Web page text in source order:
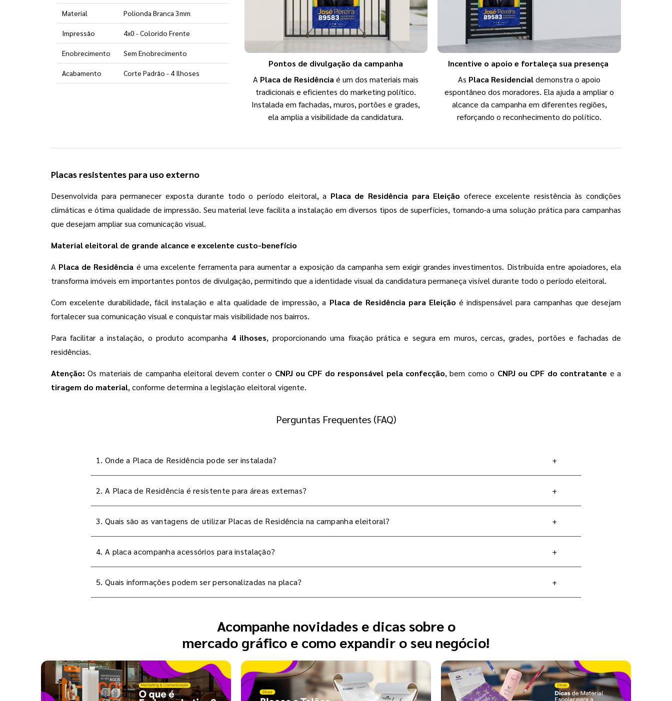
Material Polionda Branca 3mm
Impressão 4x0 - Colorido Frente
Enobrecimento Sem Enobrecimento
Acabamento Corte Padrão - 4 Ilhoses
Pontos de divulgação da campanha
A Placa de Residênciaé um dos materiais mais
tradicionais e eficientes do marketing político.
Instalada em fachadas, muros, portões e grades,
ela amplia a visibilidade da candidatura.
Incentive o apoio e fortaleça sua presença
As Placa Residencialdemonstra o apoio
espontâneo dos moradores. Ela ajuda a ampliar o
alcance da campanha em diferentes regiões,
reforçando o reconhecimento do político.
Placas resistentes para uso externo
Desenvolvida para permanecer exposta durante todo o período eleitoral, a Placa de Residência para Eleição oferece excelente resistência às condições
climáticas e ótima qualidade de impressão. Seu material leve facilita a instalação em diversos tipos de superfícies, tornando-a uma solução prática para campanhas
que desejam ampliar sua comunicação visual.
Material eleitoral de grande alcance e excelente custo-benefício
A Placa de Residência é uma excelente ferramenta para aumentar a exposição da campanha sem exigir grandes investimentos. Distribuída entre apoiadores, ela
transforma imóveis em importantes pontos de divulgação, permitindo que a identidade visual da candidatura permaneça visível durante todo o período eleitoral.
Com excelente durabilidade, fácil instalação e alta qualidade de impressão, a Placa de Residência para Eleição é indispensável para campanhas que desejam
fortalecer sua comunicação visual e conquistar mais visibilidade nos bairros.
Para facilitar a instalação, o produto acompanha 4 ilhoses, proporcionando uma fixação prática e segura em muros, cercas, grades, portões e fachadas de
residências.
Atenção: Os materiais de campanha eleitoral devem conter o CNPJ ou CPF do responsável pela confecção, bem como o CNPJ ou CPF do contratante e a
tiragem do material, conforme determina a legislação eleitoral vigente.
Perguntas Frequentes (FAQ)
1. Onde a Placa de Residência pode ser instalada? +
2. A Placa de Residência é resistente para áreas externas? +
3. Quais são as vantagens de utilizar Placas de Residência na campanha eleitoral? +
4. A placa acompanha acessórios para instalação? +
5. Quais informações podem ser personalizadas na placa? +
Acompanhe novidades e dicas sobre o
mercado gráfico e como expandir o seu negócio!